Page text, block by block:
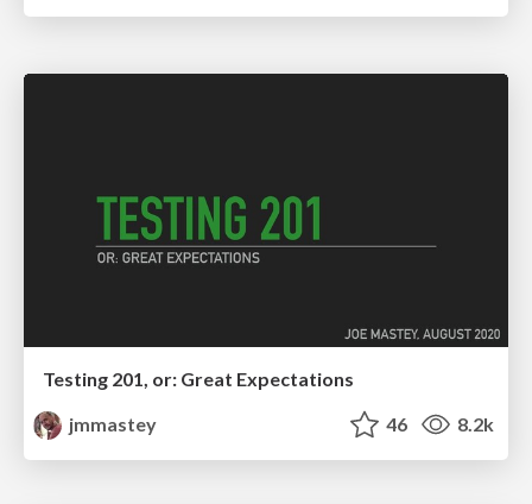
Testing 201, or: Great Expectations
jmmastey
46 8.2k